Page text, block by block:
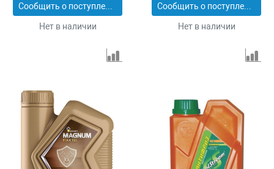
Сообщить о поступлении
Нет в наличии
Сообщить о поступлении
Нет в наличии